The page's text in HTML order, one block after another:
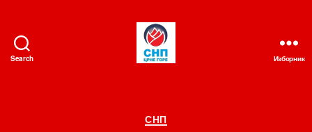
Search Изборник
Категорије
СНП